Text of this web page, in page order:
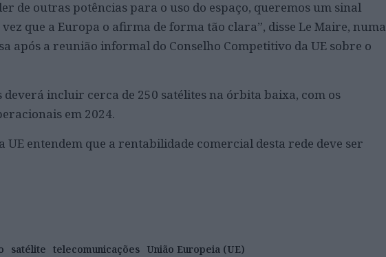
de outras potências para o uso do espaço, queremos um sinal
que a Europa o afirma de forma tão clara”, disse Le Maire, numa
após a reunião informal do Conselho Competitivo da UE sobre o
deverá incluir cerca de 250 satélites na órbita baixa, com os
em 2024.
UE entendem que a rentabilidade comercial desta rede deve ser
satélite telecomunicações União Europeia (UE)